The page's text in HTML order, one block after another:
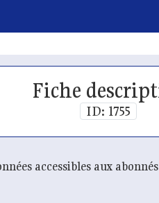
Fiche
ID: 1755
accessibles aux abonnés